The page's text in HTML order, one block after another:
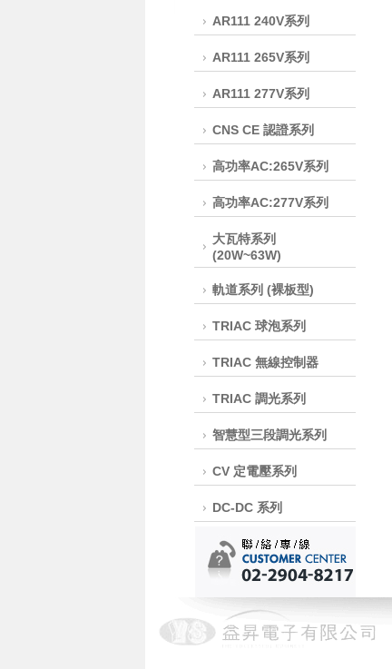
AR111 240V系列
AR111 265V系列
AR111 277V系列
CNS CE 認證系列
高功率AC:265V系列
高功率AC:277V系列
大瓦特系列
(20W~63W)
軌道系列 (裸板型)
TRIAC 球泡系列
TRIAC 無線控制器
TRIAC 調光系列
智慧型三段調光系列
CV 定電壓系列
DC-DC 系列